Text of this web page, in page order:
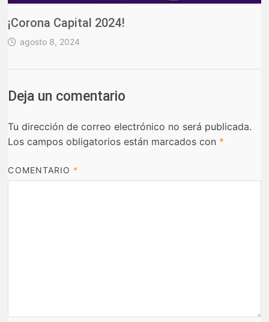
¡Corona Capital 2024!
agosto 8, 2024
Deja un comentario
Tu dirección de correo electrónico no será publicada.
Los campos obligatorios están marcados con *
COMENTARIO *